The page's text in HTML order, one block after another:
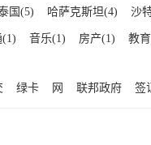
国(5) 哈萨克斯坦(4) 沙
加拉国(3) 吉尔吉斯斯坦(3)
(2) 叙利亚(2) 土库曼斯坦
(1) 音乐(1) 房产(1) 教
绿卡 网 联邦政府 签